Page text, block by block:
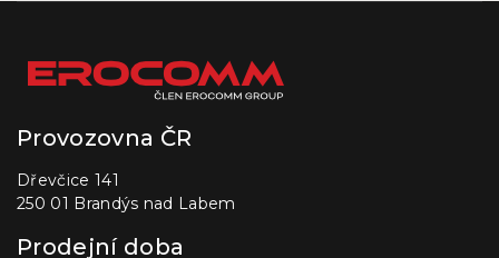
Provozovna ČR
Dřevčice 141
250 01 Brandýs nad Labem
Prodejní doba